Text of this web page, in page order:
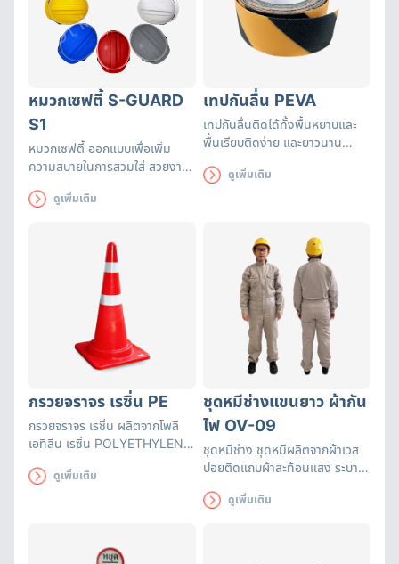
หมวกเซฟตี้ S-GUARD
S1
หมวกเซฟตี้ ออกแบบเพื่อเพิ่ม
ความสบายในการสวมใส่ สวยงาม
ระหว่างการสวมใส่หมวกนิรภัยรุ่นนี้
ดูเพิ่มเติม
เทปกันลื่น PEVA
เทปกันลื่นติดได้ทั้งพื้นหยาบและ
พื้นเรียบติดง่าย และยาวนาน
อันตรายจากการลื่น
ดูเพิ่มเติม
กรวยจราจร เรซิ่น PE
กรวยจราจร เรซิ่น ผลิตจากโพลี
เอทิลีน เรซิ่น POLYETHYLENE
คืนรูปได้เร็ว ทนทานต่อแรงทับจาก
ดูเพิ่มเติม
ชุดหมีช่างแขนยาว ผ้ากัน
ไฟ OV-09
ชุดหมีช่าง ชุดหมีผลิตจากผ้าเวส
ปอยติดแถบผ้าสะท้อนแสง ระบาย
งานเจียร งานเชื่อม
ดูเพิ่มเติม